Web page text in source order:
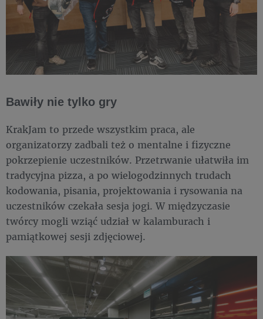
Bawiły nie tylko gry
KrakJam to przede wszystkim praca, ale
organizatorzy zadbali też o mentalne i fizyczne
pokrzepienie uczestników. Przetrwanie ułatwiła im
tradycyjna pizza, a po wielogodzinnych trudach
kodowania, pisania, projektowania i rysowania na
uczestników czekała sesja jogi. W międzyczasie
twórcy mogli wziąć udział w kalamburach i
pamiątkowej sesji zdjęciowej.